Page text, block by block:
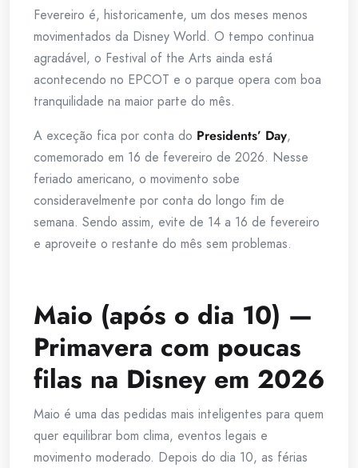
Fevereiro é, historicamente, um dos meses menos
movimentados da Disney World. O tempo continua
agradável, o Festival of the Arts ainda está
acontecendo no EPCOT e o parque opera com boa
tranquilidade na maior parte do mês.
A exceção fica por conta do Presidents’ Day,
comemorado em 16 de fevereiro de 2026. Nesse
feriado americano, o movimento sobe
consideravelmente por conta do longo fim de
semana. Sendo assim, evite de 14 a 16 de fevereiro
e aproveite o restante do mês sem problemas.
Maio (após o dia 10) —
Primavera com poucas
filas na Disney em 2026
Maio é uma das pedidas mais inteligentes para quem
quer equilibrar bom clima, eventos legais e
movimento moderado. Depois do dia 10, as férias